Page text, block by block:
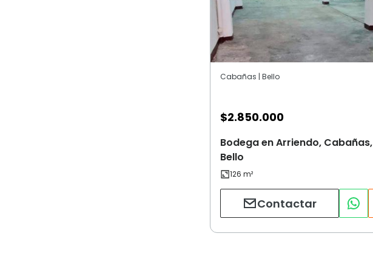
Cabañas | Bello
$2.850.000
Bodega en Arriendo, Cabañas,
Bello
Contactar